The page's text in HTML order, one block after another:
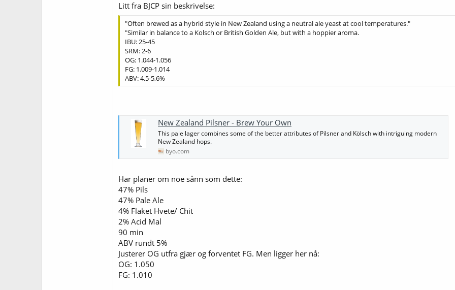
Litt fra BJCP sin beskrivelse:
"Often brewed as a hybrid style in New Zealand using a neutral ale yeast at cool temperatures."
"Similar in balance to a Kolsch or British Golden Ale, but with a hoppier aroma.
IBU: 25-45
SRM: 2-6
OG: 1.044-1.056
FG: 1.009-1.014
ABV: 4,5-5,6%
New Zealand Pilsner - Brew Your Own
This pale lager combines some of the better attributes of Pilsner and Kölsch with intriguing modern
New Zealand hops.
byo.com
Har planer om noe sånn som dette:
47% Pils
47% Pale Ale
4% Flaket Hvete/ Chit
2% Acid Mal
90 min
ABV rundt 5%
Justerer OG utfra gjær og forventet FG. Men ligger her nå:
OG: 1.050
FG: 1.010